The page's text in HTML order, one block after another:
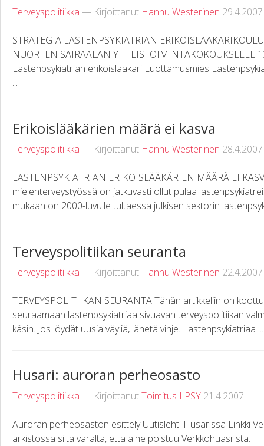
Terveyspolitiikka — Kirjoittanut Hannu Westerinen 29.4.2007
STRATEGIA LASTENPSYKIATRIAN
NUORTEN SAIRAALAN YHTEISTOIMINTAKOKOUKSELLE
Lastenpsykiatrian erikoislääkäri Luottamusmies
...
Erikoislääkärien määrä ei kasva
Terveyspolitiikka — Kirjoittanut Hannu Westerinen 28.4.2007
LASTENPSYKIATRIAN ERIKOISLÄÄKÄRIEN MÄÄRÄ EI
mielenterveystyössä on jatkuvasti ollut pulaa
mukaan on 2000-luvulle tultaessa julkisen sektorin
Terveyspolitiikan seuranta
Terveyspolitiikka — Kirjoittanut Hannu Westerinen 22.4.2007
TERVEYSPOLITIIKAN SEURANTA Tähän artikkeliin on
seuraamaan lastenpsykiatriaa sivuavan terveyspolitiikan
käsin. Jos löydät uusia väyliä, lähetä vihje. Lastenpsykiatriaa ...
Husari: auroran perheosasto
Terveyspolitiikka — KirjoittanutToimitus LPSY 21.4.2007
Auroran perheosaston esittely Uutislehti Husarissa Linkki
arkistossa siltä varalta, että aihe poistuu Verkkohuasrista.